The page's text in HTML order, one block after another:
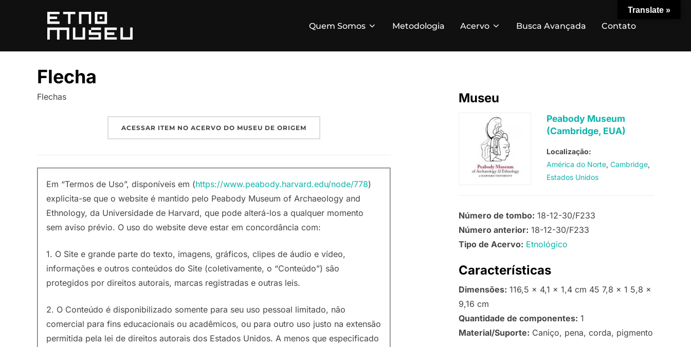
conteúdo
Quem Somos Metodologia Acervo Busca Avançada Contato
Flecha
Flechas
ACESSAR ITEM NO ACERVO DO MUSEU DE ORIGEM
Em “Termos de Uso”, disponíveis em (https://www.peabody.harvard.edu/node/778)
explicita-se que o website é mantido pelo Peabody Museum of Archaeology and
Ethnology, da Universidade de Harvard, que pode alterá-los a qualquer momento
sem aviso prévio. O uso do website deve estar em concordância com:
1. O Site e grande parte do texto, imagens, gráficos, clipes de áudio e vídeo,
informações e outros conteúdos do Site (coletivamente, o “Conteúdo”) são
protegidos por direitos autorais, marcas registradas e outras leis.
2. O Conteúdo é disponibilizado somente para seu uso pessoal limitado, não
comercial para fins educacionais ou acadêmicos, ou para outro uso justo na extensão
permitida pela lei de direitos autorais dos Estados Unidos. A menos que especificado
Museu
Peabody Museum
(Cambridge, EUA)
Localização:
América do Norte Cambridge
Estados Unidos
Número de tombo: 18-12-30/F233
Número anterior: 18-12-30/F233
Tipo de Acervo: Etnológico
Características
Dimensões: 116,5 x 4,1 x 1,4 cm 45 7,8 x 1 5,8 x
9,16 cm
Quantidade de componentes: 1
Material/Suporte: Caniço, pena, corda, pigmento
Translate »